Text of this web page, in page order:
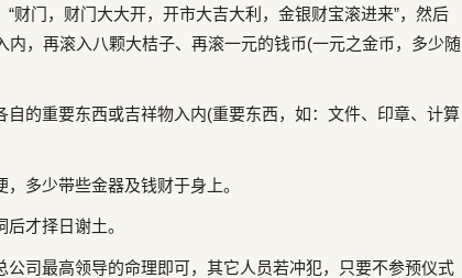
财门，财门大大开，开市大吉大利，金银财宝滚进来”，然后
内，再滚入八颗大桔子、再滚一元的钱币(一元之金币，多少随
的重要东西或吉祥物入内(重要东西，如：文件、印章、计算
多少带些金器及钱财于身上。
才择日谢土。
司最高领导的命理即可，其它人员若冲犯，只要不参预仪式